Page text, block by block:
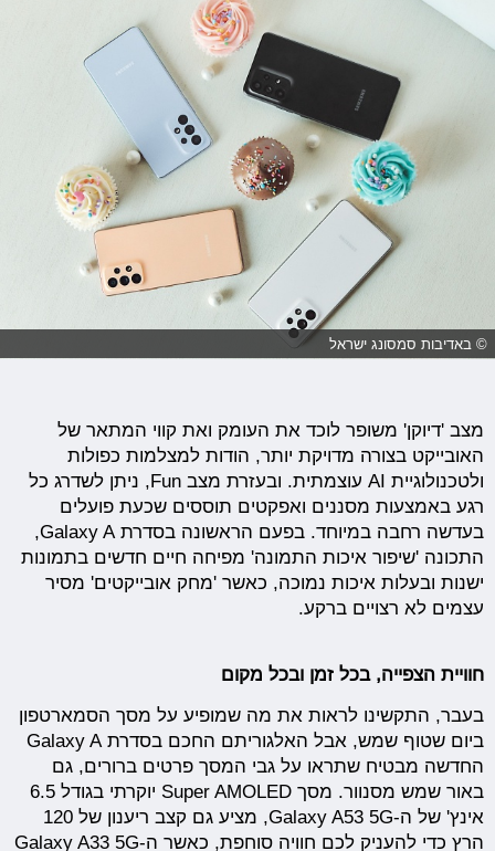
© באדיבות סמסונג ישראל
מצב 'דיוקן' משופר לוכד את העומק ואת קווי המתאר של
האובייקט בצורה מדויקת יותר, הודות למצלמות כפולות
ולטכנולוגיית AI עוצמתית. ובעזרת מצב Fun, ניתן לשדרג כל
רגע באמצעות מסננים ואפקטים תוססים שכעת פועלים
בעדשה רחבה במיוחד. בפעם הראשונה בסדרת Galaxy A,
התכונה 'שיפור איכות התמונה' מפיחה חיים חדשים בתמונות
ישנות ובעלות איכות נמוכה, כאשר 'מחק אובייקטים' מסיר
עצמים לא רצויים ברקע.
חוויית הצפייה, בכל זמן ובכל מקום
בעבר, התקשינו לראות את מה שמופיע על מסך הסמארטפון
ביום שטוף שמש, אבל האלגוריתם החכם בסדרת Galaxy A
החדשה מבטיח שתראו על גבי המסך פרטים ברורים, גם
באור שמש מסנוור. מסך Super AMOLED יוקרתי בגודל 6.5
אינץ' של ה-Galaxy A53 5G, מציע גם קצב ריענון של 120
הרץ כדי להעניק לכם חוויה סוחפת, כאשר ה-Galaxy A33 5G